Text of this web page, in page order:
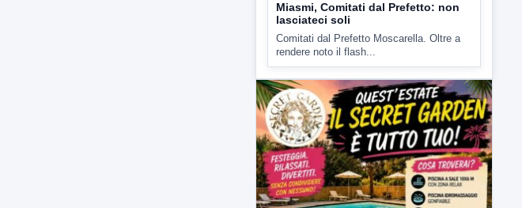
Miasmi, Comitati dal Prefetto: non
lasciateci soli
Comitati dal Prefetto Moscarella. Oltre a
rendere noto il flash...